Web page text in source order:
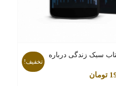
سبک زندگی درباره
تومانقیمت
تخفیف!